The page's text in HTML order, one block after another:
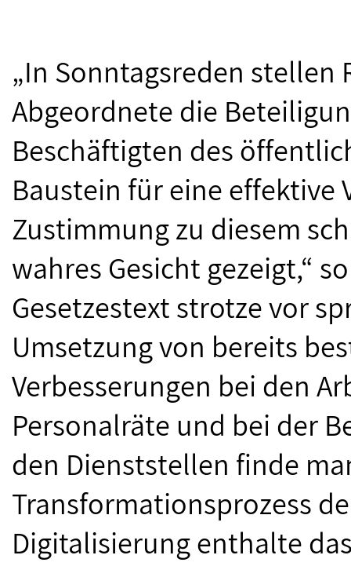
„In Sonntagsreden
Abgeordnete die
Beschäftigten des
Baustein für eine effektive
Zustimmung zu diesem
wahres Gesicht gezeigt,“
Gesetzestext strotze vor
Umsetzung von bereits
Verbesserungen bei den
Personalräte und bei der
den Dienststellen finde
Transformationsprozess
Digitalisierung enthalte